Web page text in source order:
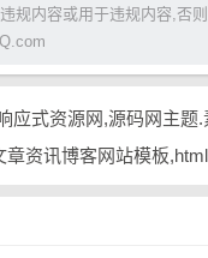
规内容或用于违规内容,否
资源网,源码网主题.素材模板
讯博客网站模板,html5响应式